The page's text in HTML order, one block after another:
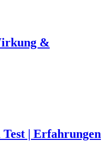
&
| Erfahrungen